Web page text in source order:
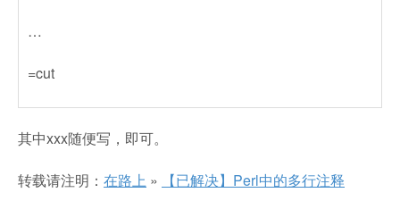
…
=cut
其中xxx随便写，即可。
转载请注明： 在路上 » 【已解决】Perl中的多行注释